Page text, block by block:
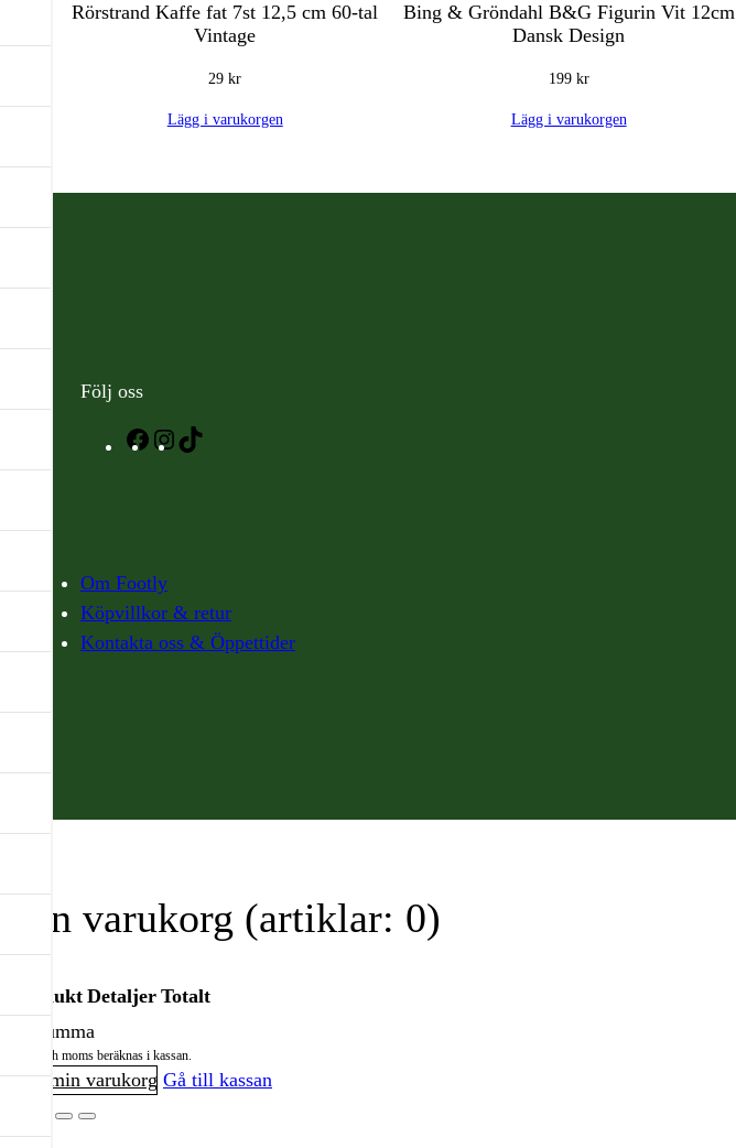
Rörstrand Kaffe fat 7st 12,5 cm 60-tal
Vintage
29kr
Lägg i varukorgen
Bing & Gröndahl B&G Figurin Vit 12cm
Dansk Design
199 kr
Lägg i varukorgen
Följ oss
Facebook
Instagram
Om Footly
Köpvillkor & retur
Kontakta oss & Öppettider
Din varukorg (artiklar: 0)
Produkter
Produkt Detaljer Totalt
Delsumma
Frakt och moms beräknas i kassan.
Visa min varukorg Gå till kassan